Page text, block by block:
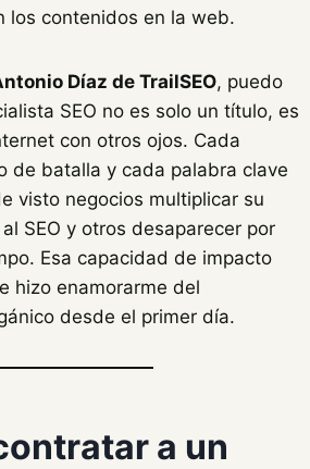
los contenidos en la web.
Díaz de TrailSEO, puedo
SEO no es solo un título, es
con otros ojos. Cada
de batalla y cada palabra clave
visto negocios multiplicar su
SEO y otros desaparecer por
Esa capacidad de impacto
hizo enamorarme del
desde el primer día.
a un